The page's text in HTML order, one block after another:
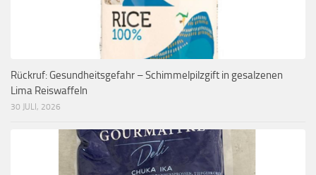
Rückruf: Gesundheitsgefahr – Schimmelpilzgift in gesalzenen
Lima Reiswaffeln
30 JULI, 2026